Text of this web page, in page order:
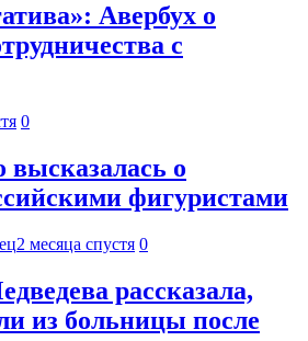
Авербух о
с
0
высказалась о
фигуристами
2 месяца спустя 0
рассказала,
из больницы после